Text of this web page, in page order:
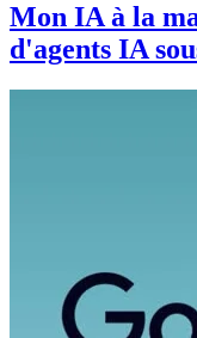
Mon IA à la
d'agents IA